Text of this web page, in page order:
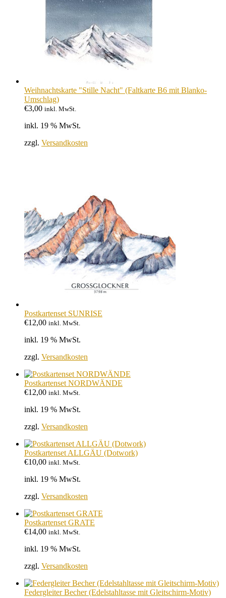
Weihnachtskarte "Stille Nacht" (Faltkarte B6 mit Blanko-
Umschlag)
€3,00 inkl. MwSt.
inkl. 19 % MwSt.
zzgl. Versandkosten
Postkartenset SUNRISE
€12,00 inkl. MwSt.
inkl. 19 % MwSt.
zzgl. Versandkosten
Postkartenset NORDWÄNDE
€12,00 inkl. MwSt.
inkl. 19 % MwSt.
zzgl. Versandkosten
Postkartenset ALLGÄU (Dotwork)
€10,00 inkl. MwSt.
inkl. 19 % MwSt.
zzgl. Versandkosten
Postkartenset GRATE
€14,00 inkl. MwSt.
inkl. 19 % MwSt.
zzgl. Versandkosten
Federgleiter Becher (Edelstahltasse mit Gleitschirm-Motiv)